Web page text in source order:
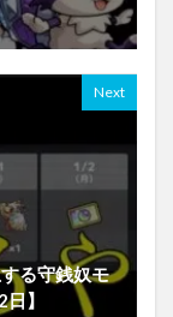
Next
る守銭奴モ
】